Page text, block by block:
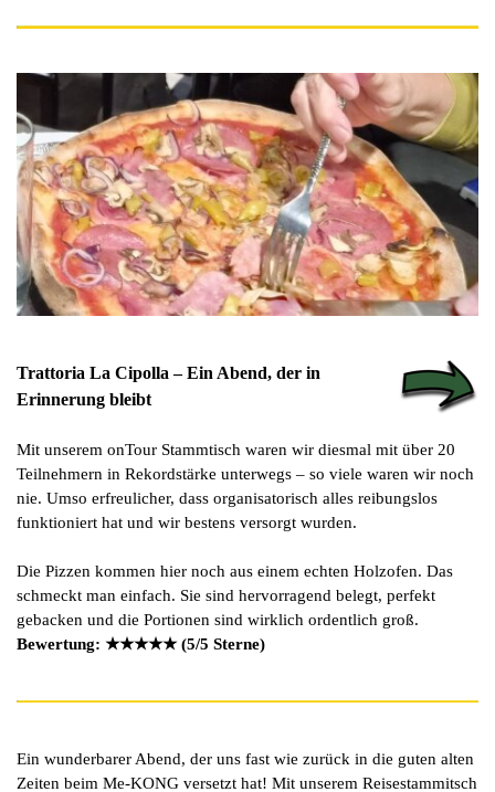
Trattoria La Cipolla – Ein Abend, der in
Erinnerung bleibt
Mit unserem onTour Stammtisch waren wir diesmal mit über 20
Teilnehmern in Rekordstärke unterwegs – so viele waren wir noch
nie. Umso erfreulicher, dass organisatorisch alles reibungslos
funktioniert hat und wir bestens versorgt wurden.
Die Pizzen kommen hier noch aus einem echten Holzofen. Das
schmeckt man einfach. Sie sind hervorragend belegt, perfekt
gebacken und die Portionen sind wirklich ordentlich groß.
Bewertung: ★★★★★ (5/5 Sterne)
Ein wunderbarer Abend, der uns fast wie zurück in die guten alten
Zeiten beim Me-KONG versetzt hat! Mit unserem Reisestammitsch